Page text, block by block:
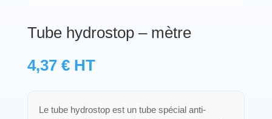
Qui est LNEA ?
Tube hydrostop – mètre
4,37 € HT
Le tube hydrostop est un tube spécial anti-